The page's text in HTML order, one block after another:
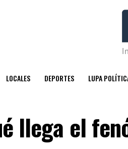
LOCALES DEPORTES LUPA
llega el